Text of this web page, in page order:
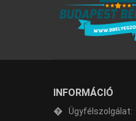
INFORMÁCIÓ
Ügyfélszolgálat: